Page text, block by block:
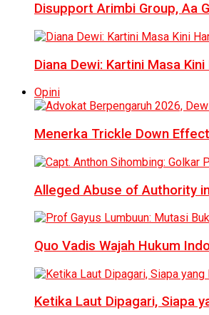
Disupport Arimbi Group, Aa
Diana Dewi: Kartini Masa
Opini
Menerka Trickle Down
Alleged Abuse of Authority
Quo Vadis Wajah Hukum
Ketika Laut Dipagari, Siapa